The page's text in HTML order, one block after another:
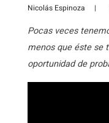
Nicolás Espinoza |
Pocas veces
menos que éste se
oportunidad de